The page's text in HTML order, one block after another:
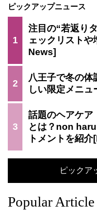
ピックアップニュース
1
注目の“若返り
ェックリストや
2
八王子で冬の体
しい限定メニュ
3
話題のヘアケア
とは？non
トメントを紹介
ピックア
Popular